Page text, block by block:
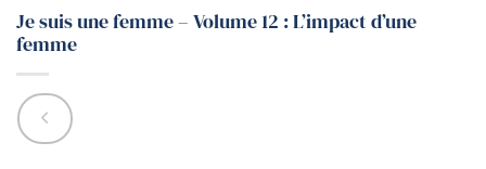
Je suis une femme – Volume 12 : L’impact d’une
femme